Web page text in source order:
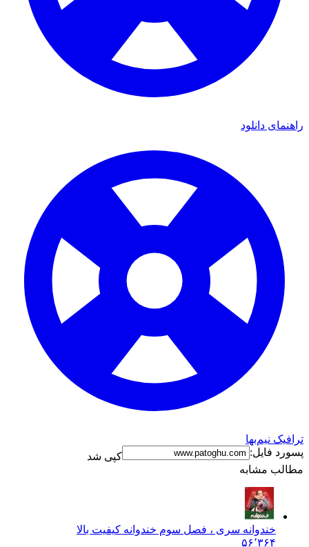
راهنمای دانلود
ترافیک نیم‌بها
پسورد فایل:
کپی شد
مطالب مشابه
خندوانه سری ، فصل سوم خندوانه کیفیت بالا
۵۶٬۳۶۴